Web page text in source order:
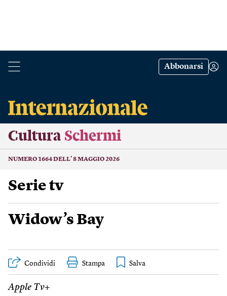
Abbonarsi
Cultura Schermi
NUMERO 1664 DELL’ 8 MAGGIO 2026
Serie tv
Widow’s Bay
Condividi Stampa
Apple Tv+